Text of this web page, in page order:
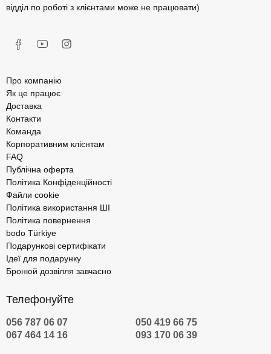
відділ по роботі з клієнтами може не працювати)
Про компанію
Як це працює
Доставка
Контакти
Команда
Корпоративним клієнтам
FAQ
Публічна оферта
Політика Конфіденційності
Файли cookie
Політика використання ШІ
Політика повернення
bodo Türkiye
Подарункові сертифікати
Ідеї для подарунку
Бронюй дозвілля завчасно
Телефонуйте
056 787 06 07
050 419 66 75
067 464 14 16
093 170 06 39